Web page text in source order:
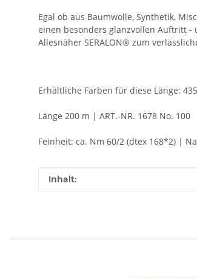
Egal ob aus Baumwolle, Synthetik,
einen besonders glanzvollen Auftritt -
Allesnäher SERALON® zum
Erhältliche Farben für diese Länge: 435
Länge 200 m | ART.-NR. 1678 No. 100
Feinheit: ca. Nm 60/2 (dtex 168*2) |
Produkteigenschaft
Wert
Inhalt: